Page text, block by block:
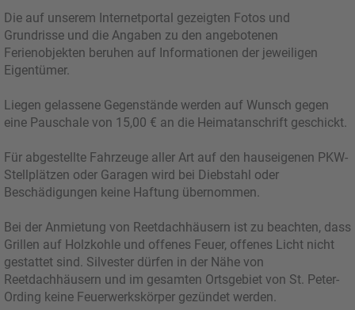
Die auf unserem Internetportal gezeigten Fotos und
Grundrisse und die Angaben zu den angebotenen
Ferienobjekten beruhen auf Informationen der jeweiligen
Eigentümer.
Liegen gelassene Gegenstände werden auf Wunsch gegen
eine Pauschale von 15,00 € an die Heimatanschrift geschickt.
Für abgestellte Fahrzeuge aller Art auf den hauseigenen PKW-
Stellplätzen oder Garagen wird bei Diebstahl oder
Beschädigungen keine Haftung übernommen.
Bei der Anmietung von Reetdachhäusern ist zu beachten, dass
Grillen auf Holzkohle und offenes Feuer, offenes Licht nicht
gestattet sind. Silvester dürfen in der Nähe von
Reetdachhäusern und im gesamten Ortsgebiet von St. Peter-
Ording keine Feuerwerkskörper gezündet werden.